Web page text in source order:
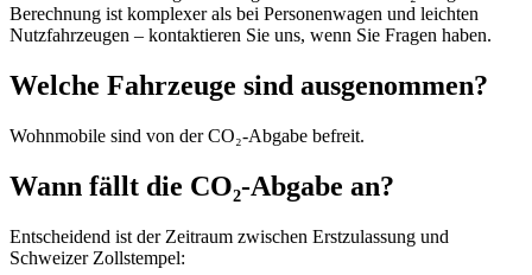
Berechnung ist komplexer als bei Personenwagen und leichten
Nutzfahrzeugen – kontaktieren Sie uns, wenn Sie Fragen haben.
Welche Fahrzeuge sind ausgenommen?
Wohnmobile sind von der CO₂-Abgabe befreit.
Wann fällt die CO₂-Abgabe an?
Entscheidend ist der Zeitraum zwischen Erstzulassung und
Schweizer Zollstempel: